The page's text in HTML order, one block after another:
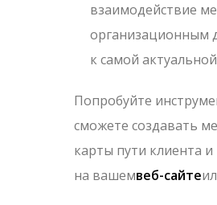
взаимодействие
организационным
к самой
Попробуйте
сможете создавать
карты пути клиента
на вашемвеб-сайте